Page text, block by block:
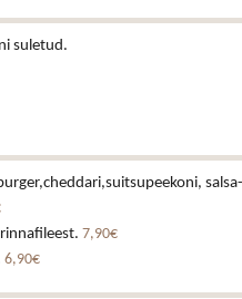
suletud.
7,90€
6,90€